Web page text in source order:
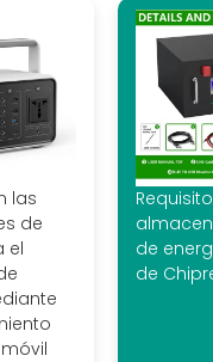
las
de
el
de
de